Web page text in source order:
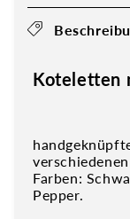
Koteletten
verschiedenen
Farben:
Pepper.